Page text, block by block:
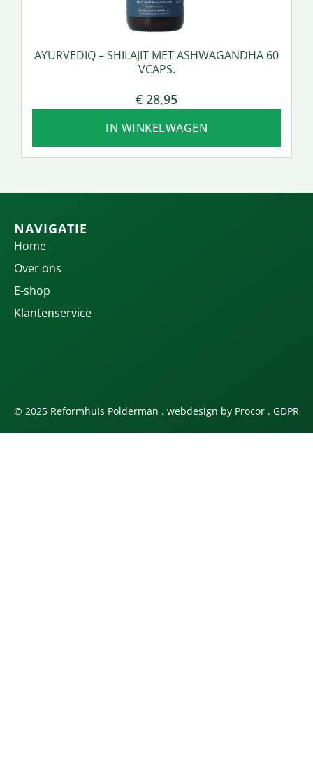
AYURVEDIQ – SHILAJIT MET ASHWAGANDHA 60
VCAPS.
€ 28,95
IN WINKELWAGEN
NAVIGATIE
Home
Over ons
E-shop
Klantenservice
© 2025 Reformhuis Polderman . webdesign by Procor . GDPR